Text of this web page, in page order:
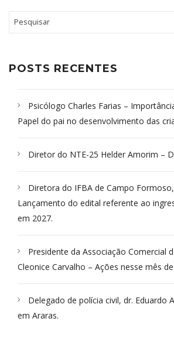
POSTS RECENTES
Psicólogo Charles Farias –
Papel do pai no desenvolvimento das
Diretor do NTE-25 Helder Amorim –
Diretora do IFBA de Campo
Lançamento do edital referente ao
em 2027.
Presidente da Associação Comercial
Cleonice Carvalho – Ações nesse mês
Delegado de polícia civil, dr. Eduardo
em Araras.